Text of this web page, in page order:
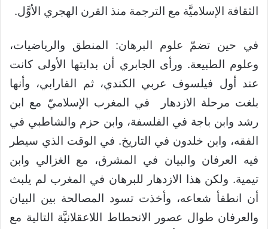
الثقافة الإسلاميَّة مع الترجمة منذ القرن الهجري الأوَّل.
في حين تضمّ علوم البرهان: المنطق والرياضيات،
وعلوم الطبيعة. ورأى الجابري أن بدايتها الأولى كانت
عند أول فيلسوف عربي الكندي، ثم الفارابي، وأنها
بلغت مرحلة الازدهار في المغرب الإسلاميّ مع ابن
رشد وابن باجة في الفلسفة، وابن حزم والشاطبي في
الفقه، وابن خلدون في التاريخ. في الوقت الذي سيطر
فيه العرفان والبيان في المشرق، مع الغزالي وابن
تيمية. ولكن هذا الازدهار للبرهان في المغرب لم يلبث
أن انطفأ شعاعه، وأخذت تسود المصالحة بين البيان
والعرفان طوال عصور الانحطاط اللاعقلانيَّة التالية مع